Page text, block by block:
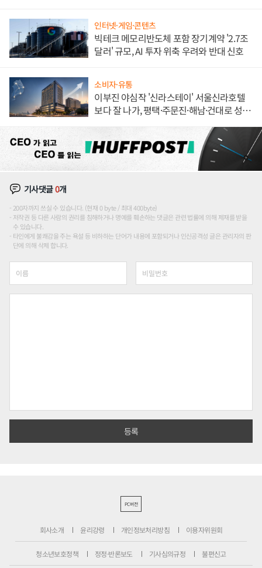
인터넷·게임·콘텐츠
빅테크 메모리반도체 포함 장기계약 '2.7조
달러' 규모, AI 투자 위축 우려와 반대 신호
소비자·유통
이부진 야심작 '신라스테이' 서울신라호텔
보다 잘 나가, 평택·주문진·해남·건대로 성
기사댓글0개
200자까지 쓰실 수 있습니다. (현재 0 byte / 최대 400byte)
저작권 등 다른 사람의 권리를 침해하거나 명예를 훼손하는 댓글은 관련 법률에 의해 제재를 받을
수 있습니다.
타인에게 불쾌감을 주는 욕설 등 비하하는 단어가 내용에 포함되거나 인신공격성 글은 관리자의 판
단에 의해 삭제 합니다.
PC버전
회사소개 윤리강령 개인정보처리방침 이용자위원회
청소년보호정책 정정·반론보도 기사심의규정 불편신고